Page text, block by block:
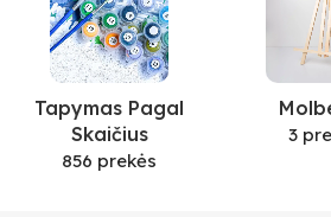
Tapymas Pagal
Skaičius
856 prekės
3